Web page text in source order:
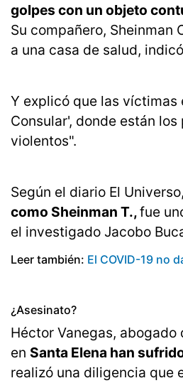
golpes con un objeto
Su compañero, Sheinman
a una casa de salud,
Y explicó que las víctimas
Consular', donde están
violentos".
Según el diario El Universo,
como Sheinman T.,fue
el investigado Jacobo
Leer también: El COVID-19 no
¿Asesinato?
Héctor Vanegas,
en Santa Elena han
realizó una diligencia que